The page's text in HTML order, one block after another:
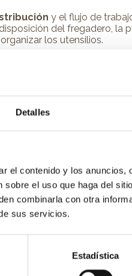
Detalles
el contenido y los anuncios,
el uso que haga del
combinarla con otra
sus servicios.
Estadística
y el flujo de
del fregadero, la
los utensilios.
para tu espacio,
al ofrecer una
aspectos debes
. En Xikara, ofrecemos
que incluyen
clientes.
con una
diferentes texturas y
estética y facilidad de